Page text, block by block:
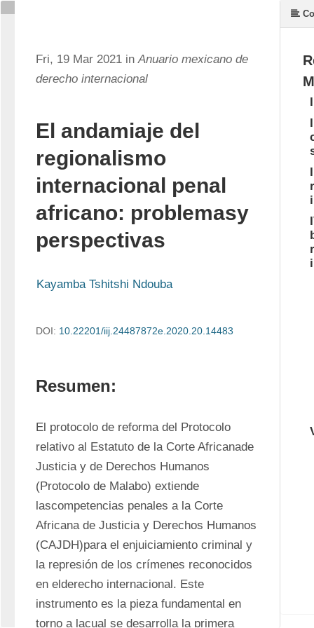
Fri, 19 Mar 2021 inAnuario mexicano de
derecho internacional
El andamiaje del
regionalismo
internacional penal
africano: problemasy
perspectivas
Kayamba Tshitshi Ndouba
DOI: 10.22201/iij.24487872e.2020.20.14483
Resumen:
El protocolo de reforma del Protocolo
relativo al Estatuto de la Corte Africanade
Justicia y de Derechos Humanos
(Protocolo de Malabo) extiende
lascompetencias penales a la Corte
Africana de Justicia y Derechos Humanos
(CAJDH)para el enjuiciamiento criminal y
la represión de los crímenes reconocidos
en elderecho internacional. Este
instrumento es la pieza fundamental en
torno a lacual se desarrolla la primera